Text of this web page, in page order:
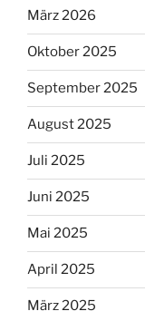
März 2026
Oktober 2025
September 2025
August 2025
Juli 2025
Juni 2025
Mai 2025
April 2025
März 2025